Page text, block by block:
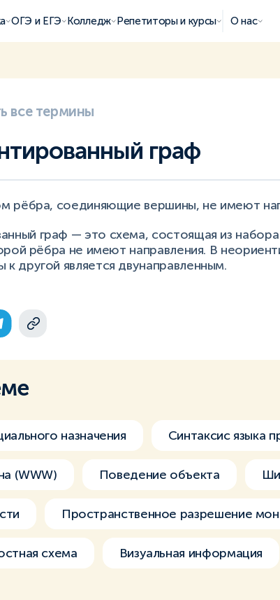
ОГЭ и ЕГЭ Колледж Репетиторы и курсы О нас
все термины
граф
рёбра, соединяющие вершины, не имеют
граф — это схема, состоящая из
рёбра не имеют направления. В
другой является двунаправленным.
назначения Синтаксис языка
(WWW) Поведение объекта
Пространственное разрешение
схема Визуальная информация